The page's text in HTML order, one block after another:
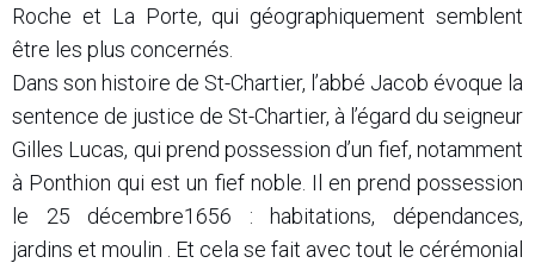
Roche et La Porte, qui géographiquement semblent
être les plus concernés.
Dans son histoire de St-Chartier, l’abbé Jacob évoque la
sentence de justice de St-Chartier, à l’égard du seigneur
Gilles Lucas, qui prend possession d’un fief, notamment
à Ponthion qui est un fief noble. Il en prend possession
le 25 décembre1656 : habitations, dépendances,
jardins et moulin . Et cela se fait avec tout le cérémonial